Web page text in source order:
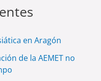
en Aragón
de la AEMET no